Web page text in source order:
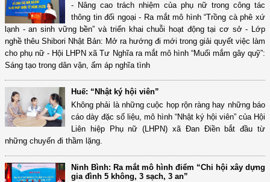
- Nâng cao trách nhiệm của phụ nữ trong công tác
thông tin đối ngoại - Ra mắt mô hình “Trồng cà phê xứ
lạnh - an sinh vững bền” và triển khai chuỗi hoạt động tại cơ sở - Lớp
nghề thêu Shibori Nhật Bản: Mở ra hướng đi mới trong giải quyết việc làm
cho phụ nữ - Hội LHPN xã Tư Nghĩa ra mắt mô hình “Muối mắm gây quỹ”:
Sáng tạo trong dân vận, ấm áp nghĩa tình
Huế: “Nhật ký hội viên”
Không phải là những cuộc họp rộn ràng hay những báo
cáo dày đặc số liệu, mô hình “Nhật ký hội viên” của Hội
Liên hiệp Phụ nữ (LHPN) xã Đan Điền bắt đầu từ
những chuyến đi thầm lặng.
Ninh Bình: Ra mắt mô hình điểm “Chi hội xây dựng
gia đình 5 không, 3 sạch, 3 an”